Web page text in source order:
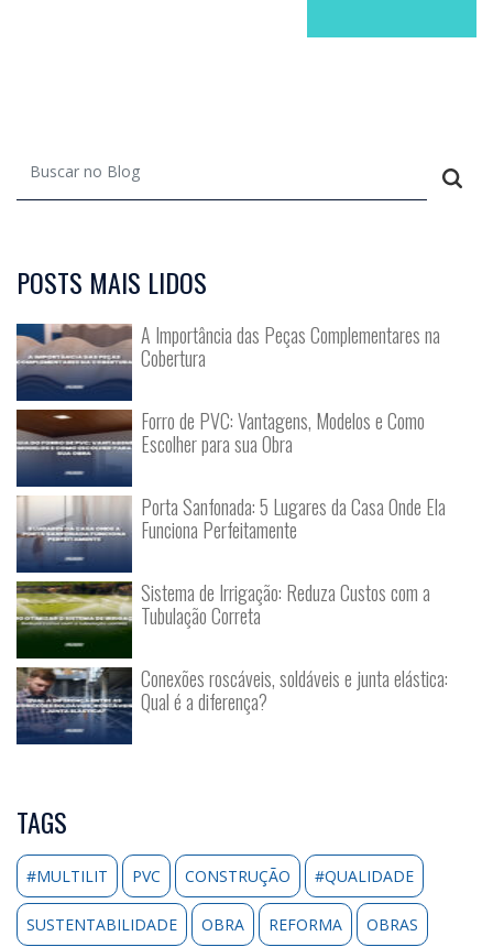
POSTS MAIS LIDOS
A Importância das Peças Complementares na
Cobertura
Forro de PVC: Vantagens, Modelos e Como
Escolher para sua Obra
Porta Sanfonada: 5 Lugares da Casa Onde Ela
Funciona Perfeitamente
Sistema de Irrigação: Reduza Custos com a
Tubulação Correta
Conexões roscáveis, soldáveis e junta elástica:
Qual é a diferença?
TAGS
#MULTILIT PVC CONSTRUÇÃO #QUALIDADE
SUSTENTABILIDADE OBRA REFORMA OBRAS